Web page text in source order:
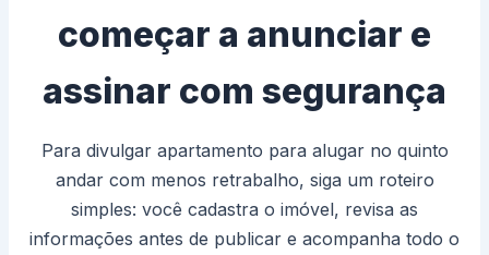
começar a anunciar e
assinar com segurança
Para divulgar apartamento para alugar no quinto
andar com menos retrabalho, siga um roteiro
simples: você cadastra o imóvel, revisa as
informações antes de publicar e acompanha todo o